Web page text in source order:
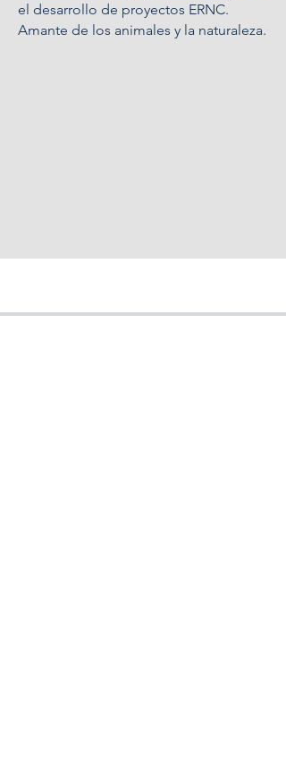
el desarrollo de proyectos ERNC.
Amante de los animales y la naturaleza.